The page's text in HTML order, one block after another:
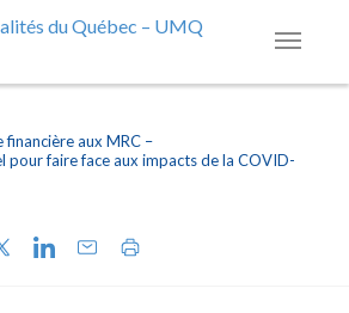
financière aux MRC –
pour faire face aux impacts de la COVID-